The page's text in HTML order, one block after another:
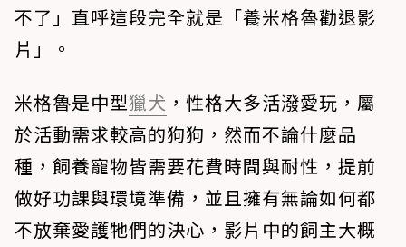
不了」直呼這段完全就是「養米格魯勸退影
片」。
米格魯是中型獵犬 ，性格大多活潑愛玩，屬
於活動需求較高的狗狗，然而不論什麼品
種，飼養寵物皆需要花費時間與耐性，提前
做好功課與環境準備，並且擁有無論如何都
不放棄愛護牠們的決心，影片中的飼主大概